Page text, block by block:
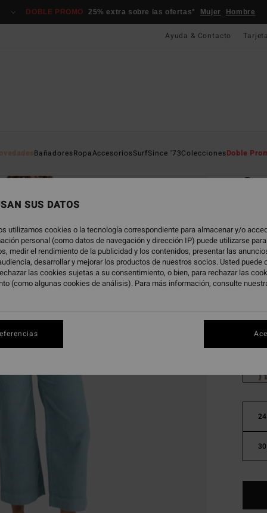
DOBLE PROMO 25% extra sobre las ofertas* Mujer Hombre
Ayuda & Contacto
BañadoresRopaAccesoriosSurfSince '73ColeccionesDoble
ECO-
89,95
Color
24
30
SUS DATOS
utilizamos cookies o la tecnología correspondiente para almacenar y/o
personal (como datos de navegación y dirección IP) puede utilizarse
medir el rendimiento de la publicidad y los contenidos, presentar las
desarrollar y mejorar los productos de nuestros socios. Usted puede
las cookies sujetas a su consentimiento, o bien, para rechazar las
(como algunas cookies de análisis). Para más información, consulte